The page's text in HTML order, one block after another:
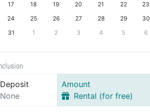
17
18 19 20 21 22
23
24
25 26 27 28 29
30
31
1 2 3 4 5 6
Deposit
None
Amount
Rental (for free)